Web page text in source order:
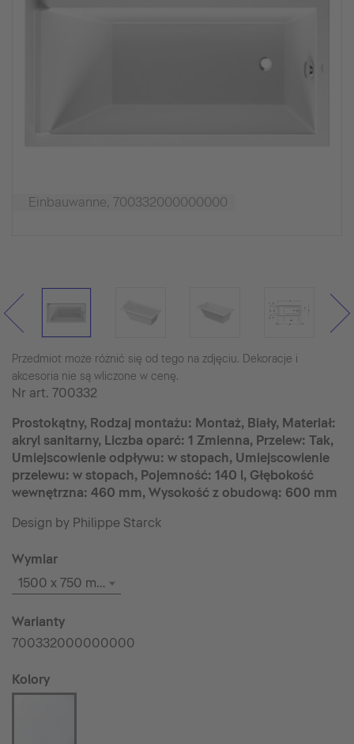
Einbauwanne, 700332000000000
Przedmiot może różnić się od tego na zdjęciu. Dekoracje i
akcesoria nie są wliczone w cenę.
Nr art. 700332
Prostokątny, Rodzaj montażu: Montaż, Biały, Materiał:
akryl sanitarny, Liczba oparć: 1 Zmienna, Przelew: Tak,
Umiejscowienie odpływu: w stopach, Umiejscowienie
przelewu: w stopach, Pojemność: 140 l, Głębokość
wewnętrzna: 460 mm, Wysokość z obudową: 600 mm
Design by Philippe Starck
Wymiar
1500 x 750 mm
Warianty
700332000000000
Kolory